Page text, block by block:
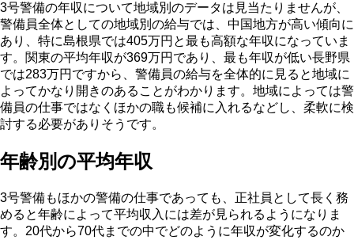
3号警備の年収について地域別のデータは見当たりませんが、
警備員全体としての地域別の給与では、中国地方が高い傾向に
あり、特に島根県では405万円と最も高額な年収になっていま
す。関東の平均年収が369万円であり、最も年収が低い長野県
では283万円ですから、警備員の給与を全体的に見ると地域に
よってかなり開きのあることがわかります。地域によっては警
備員の仕事ではなくほかの職も候補に入れるなどし、柔軟に検
討する必要がありそうです。
年齢別の平均年収
3号警備もほかの警備の仕事であっても、正社員として長く務
めると年齢によって平均収入には差が見られるようになりま
す。20代から70代までの中でどのように年収が変化するのか